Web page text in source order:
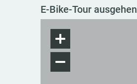
E-Bike-Tour